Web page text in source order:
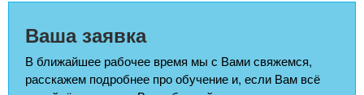
Ваша заявка
В ближайшее рабочее время мы с Вами свяжемся,
расскажем подробнее про обучение и, если Вам всё